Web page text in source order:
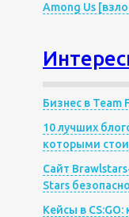
Among Us
Бизнес в Team
10 лучших
которыми
Сайт
Stars безопасно
Кейсы в